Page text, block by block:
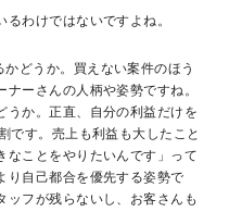
わけではないですよね。
かどうか。買えない案件のほう
ーさんの人柄や姿勢ですね。
うか。正直、自分の利益だけを
です。売上も利益も大したこと
なことをやりたいんです」って
り自己都合を優先する姿勢で
ッフが残らないし、お客さんも